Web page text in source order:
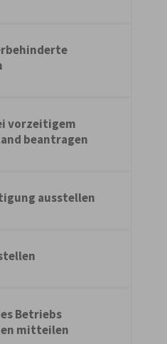
vorzeitigem
beantragen
ausstellen
Betriebs
mitteilen